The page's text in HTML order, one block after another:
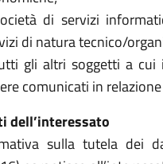
di servizi
di natura tecnico/
gli altri soggetti a cui
comunicati in
dell’interessato
sulla tutela dei